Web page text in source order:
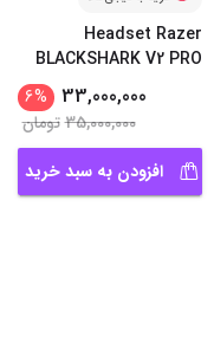
Headset Razer
BLACKSHARK V2 PRO
33,000,000
%
6
35,000,000تومان
افزودن به سبد خرید